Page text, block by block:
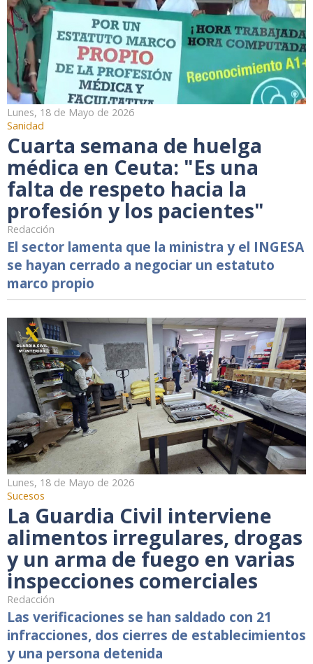
Lunes, 18 de Mayo de 2026
Sanidad
Cuarta semana de huelga
médica en Ceuta: "Es una
falta de respeto hacia la
profesión y los pacientes"
Redacción
El sector lamenta que la ministra y el INGESA
se hayan cerrado a negociar un estatuto
marco propio
Lunes, 18 de Mayo de 2026
Sucesos
La Guardia Civil interviene
alimentos irregulares, drogas
y un arma de fuego en varias
inspecciones comerciales
Redacción
Las verificaciones se han saldado con 21
infracciones, dos cierres de establecimientos
y una persona detenida